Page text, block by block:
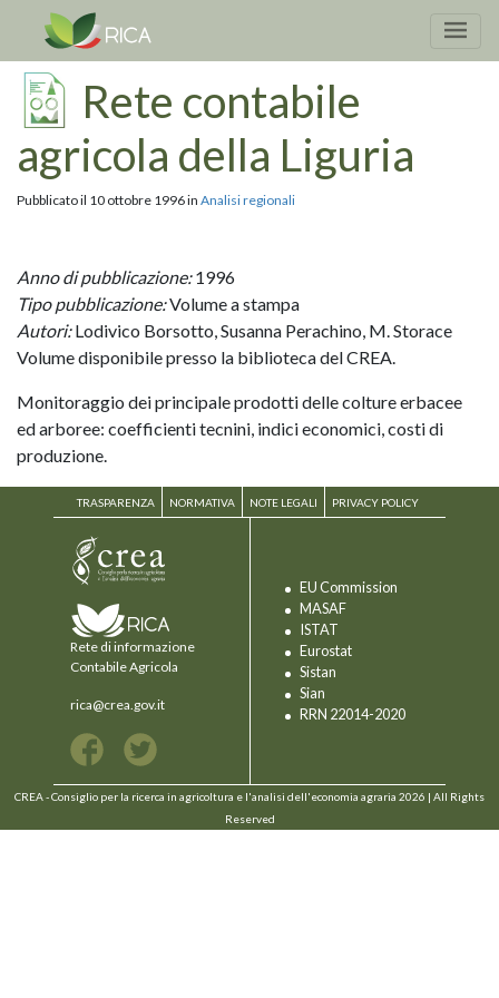
Rete contabile
agricola della Liguria
Pubblicato il 10 ottobre 1996 in Analisi regionali
Anno di pubblicazione:1996
Tipo pubblicazione:Volume a stampa
Autori:Lodivico Borsotto, Susanna Perachino, M. Storace
Volume disponibile presso la biblioteca del CREA.
Monitoraggio dei principale prodotti delle colture erbacee
ed arboree: coefficienti tecnini, indici economici, costi di
produzione.
TRASPARENZA NORMATIVA NOTE LEGALI PRIVACY POLICY
Rete di informazione
Contabile Agricola
rica@crea.gov.it
EU Commission
MASAF
ISTAT
Eurostat
Sistan
Sian
RRN 22014-2020
CREA - Consiglio per la ricerca in agricoltura e l'analisi dell'economia agraria 2026 | All Rights
Reserved